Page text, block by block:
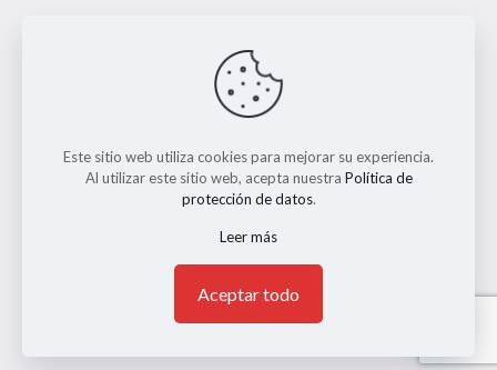
© 2026 ERMO MOTO REPUESTOS. Todos los Derechos
Reservados. || Implementado porAndrés Escobar
Este sitio web utiliza cookies para mejorar su experiencia.
Al utilizar este sitio web, acepta nuestra Política de
protección de datos.
Leer más
Aceptar todo